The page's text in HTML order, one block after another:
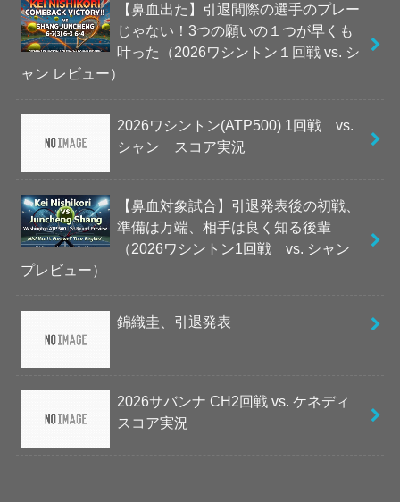
【鼻血出た】引退間際の選手のプレー
じゃない！3つの願いの１つが早くも
叶った（2026ワシントン１回戦 vs. シ
ャン レビュー）
2026ワシントン(ATP500) 1回戦 vs.
シャン スコア実況
【鼻血対象試合】引退発表後の初戦、
準備は万端、相手は良く知る後輩
（2026ワシントン1回戦 vs. シャン
プレビュー）
錦織圭、引退発表
2026サバンナ CH2回戦 vs. ケネディ
スコア実況